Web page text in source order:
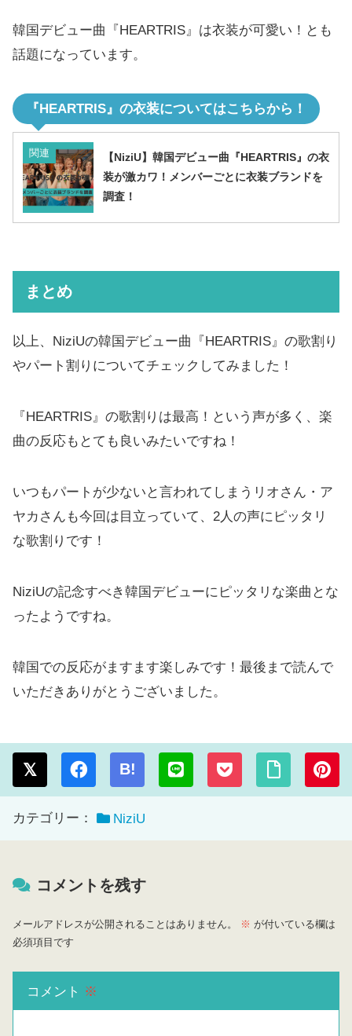
韓国デビュー曲『HEARTRIS』は衣装が可愛い！とも
話題になっています。
『HEARTRIS』の衣装についてはこちらから！
関連
【NiziU】韓国デビュー曲『HEARTRIS』の衣
装が激カワ！メンバーごとに衣装ブランドを
調査！
まとめ
以上、NiziUの韓国デビュー曲『HEARTRIS』の歌割り
やパート割りについてチェックしてみました！
『HEARTRIS』の歌割りは最高！という声が多く、楽
曲の反応もとても良いみたいですね！
いつもパートが少ないと言われてしまうリオさん・ア
ヤカさんも今回は目立っていて、2人の声にピッタリ
な歌割りです！
NiziUの記念すべき韓国デビューにピッタリな楽曲とな
ったようですね。
韓国での反応がますます楽しみです！最後まで読んで
いただきありがとうございました。
B!
カテゴリー： NiziU
コメントを残す
メールアドレスが公開されることはありません。 ※ が付いている欄は
必須項目です
コメント ※